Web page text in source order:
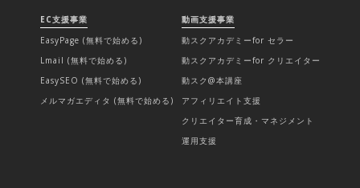
EC支援事業
EasyPage (無料で始める)
Lmail (無料で始める)
EasySEO (無料で始める)
メルマガエディタ (無料で始める)
動画支援事業
動スクアカデミーfor セラー
動スクアカデミーfor クリエイター
動スク@本講座
アフィリエイト支援
クリエイター育成・マネジメント
運用支援